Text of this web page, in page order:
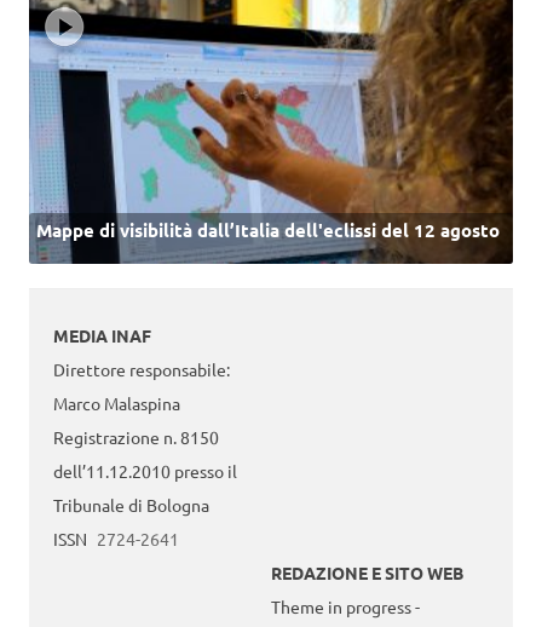
Mappe di visibilità dall’Italia dell'eclissi del 12 agosto
MEDIA INAF
Direttore responsabile:
Marco Malaspina
Registrazione n. 8150
dell’11.12.2010 presso il
Tribunale di Bologna
ISSN 2724-2641
REDAZIONE E SITO WEB
Theme in progress -